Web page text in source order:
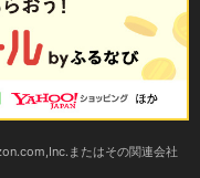
またはその関連会社